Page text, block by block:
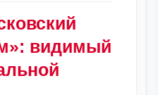
видимый